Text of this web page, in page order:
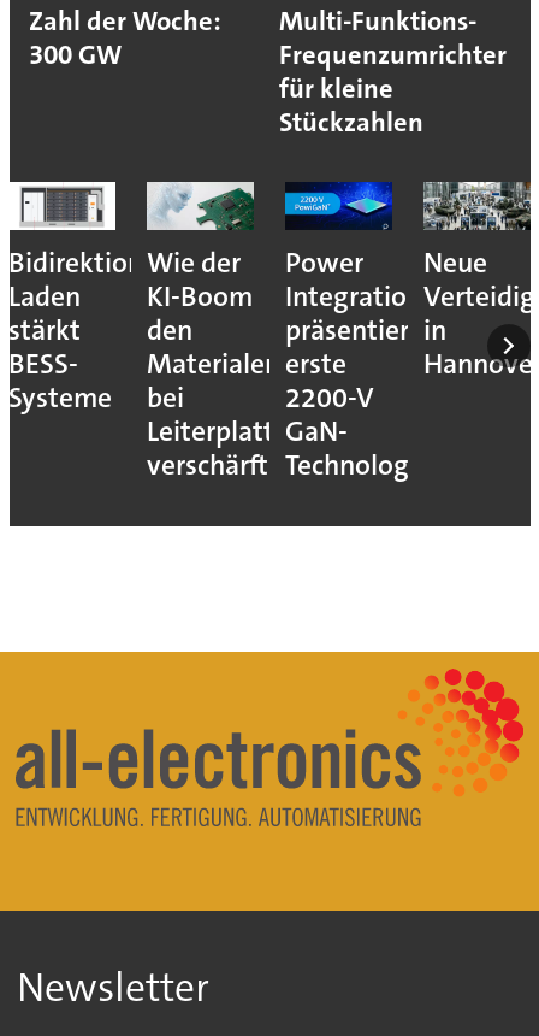
Zahl der Woche:
300 GW
Multi-Funktions-
Frequenzumrichter
für kleine
Stückzahlen
Bidirektionales
Laden
stärkt
BESS-
Systeme
Wie der
KI-Boom
den
Materialengpass
bei
Leiterplatten
verschärft
Power
Integrations
präsentiert
erste
2200-V
GaN-
Technologie
Neue
in
Newsletter